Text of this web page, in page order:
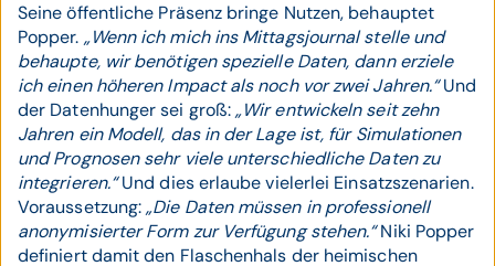
Seine öffentliche Präsenz bringe Nutzen, behauptet
Popper. „Wenn ich mich ins Mittagsjournal stelle und
behaupte, wir benötigen spezielle Daten, dann erziele
ich einen höheren Impact als noch vor zwei Jahren.“Und
der Datenhunger sei groß:„Wir entwickeln seit zehn
Jahren ein Modell, das in der Lage ist, für Simulationen
und Prognosen sehr viele unterschiedliche Daten zu
integrieren.“Und dies erlaube vielerlei Einsatzszenarien.
Voraussetzung:„Die Daten müssen in professionell
anonymisierter Form zur Verfügung stehen.“Niki Popper
definiert damit den Flaschenhals der heimischen